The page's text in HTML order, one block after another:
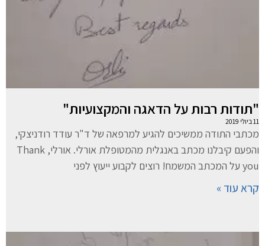
"תודות רבות על הדאגה והמקצועיות"
11 ביולי 2019
מכתבי התודה ממשיכים להגיע למרפאה של ד"ר עודד רודניצקי,
והפעם קיבלנו מכתב באנגלית מהמטופלת אורלי. אורלי, Thank
you על המכתב המשמח! רוצים לקבוע ייעוץ לפני
קרא עוד »